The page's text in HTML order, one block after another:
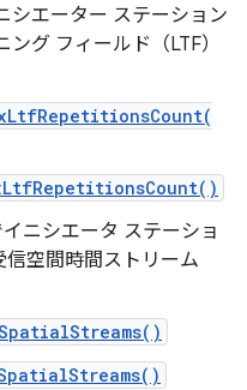
シエーター ステーション
グ フィールド（LTF）
ニシエータ ステーショ
空間時間ストリーム